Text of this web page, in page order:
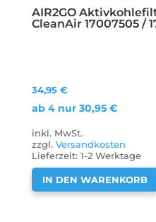
AIR2GO
CleanAir 17007505 /
34,95€
ab 4 nur30,95€
inkl. MwSt.
zzgl.Versandkosten
Lieferzeit:1-2 Werktage
IN DEN WARENKORB